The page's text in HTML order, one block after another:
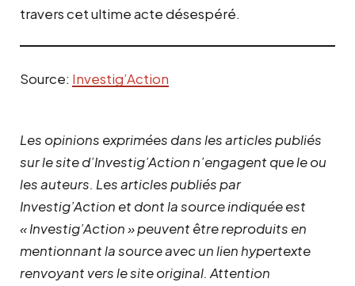
travers cet ultime acte désespéré.
Source: Investig’Action
Les opinions exprimées dans les articles publiés
sur le site d’Investig’Action n’engagent que le ou
les auteurs. Les articles publiés par
Investig’Action et dont la source indiquée est
« Investig’Action » peuvent être reproduits en
mentionnant la source avec un lien hypertexte
renvoyant vers le site original. Attention